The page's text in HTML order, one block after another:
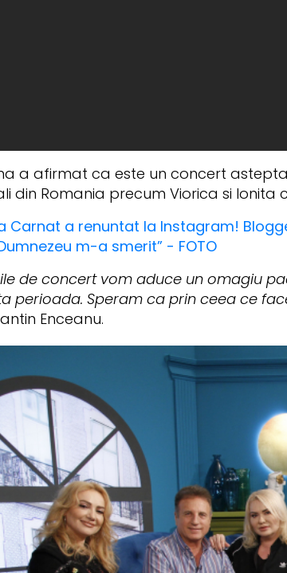
a afirmat ca este un concert
din Romania precum Viorica si Ionita
Carnat a renuntat la Instagram!
m-a smerit” - FOTO
de concert vom aduce un omagiu
perioada. Speram ca prin ceea ce
Enceanu.